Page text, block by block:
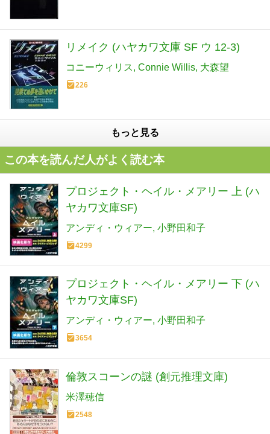
リメイク (ハヤカワ文庫 SF ウ 12-3)
コニーウィリス Connie Willis 大森望
226
もっと見る
この本を読んだ人がよく読む本
プロジェクト・ヘイル・メアリー 上 (ハ
ヤカワ文庫SF)
アンディ・ウィアー 小野田和子
4299
プロジェクト・ヘイル・メアリー 下 (ハ
ヤカワ文庫SF)
アンディ・ウィアー 小野田和子
3654
倫敦スコーンの謎 (創元推理文庫)
米澤穂信
2548